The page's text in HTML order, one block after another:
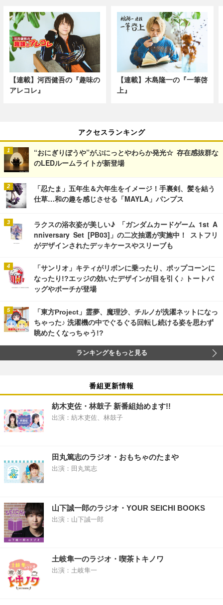
【連載】河西健吾の『趣味の
アレコレ』
【連載】木島隆一の『一筆啓
上』
アクセスランキング
“おにぎりぼうや”がぷにっとやわらか発光☆ 存在感抜群な
のLEDルームライトが新登場
「忍たま」五年生＆六年生をイメージ！手裏剣、髪を結う
仕草…和の趣を感じさせる「MAYLA」パンプス
ラクスの浴衣姿が美しい♪ 「ガンダムカードゲーム 1st A
nniversary Set [PB03]」の二次抽選が実施中！ ストフリ
がデザインされたデッキケースやスリーブも
「サンリオ」キティがリボンに乗ったり、ポップコーンに
なったり!?エッジの効いたデザインが目を引く♪ トートバ
ッグやポーチが登場
「東方Project」霊夢、魔理沙、チルノが洗濯ネットになっ
ちゃった♪ 洗濯機の中でぐるぐる回転し続ける姿を思わず
眺めたくなっちゃう!?
ランキングをもっと見る
番組更新情報
紡木吏佐・林鼓子 新番組始めます!!
出演：紡木吏佐、林鼓子
田丸篤志のラジオ・おもちゃのたまや
出演：田丸篤志
山下誠一郎のラジオ・YOUR SEICHI BOOKS
出演：山下誠一郎
土岐隼一のラジオ・喫茶トキノワ
出演：土岐隼一